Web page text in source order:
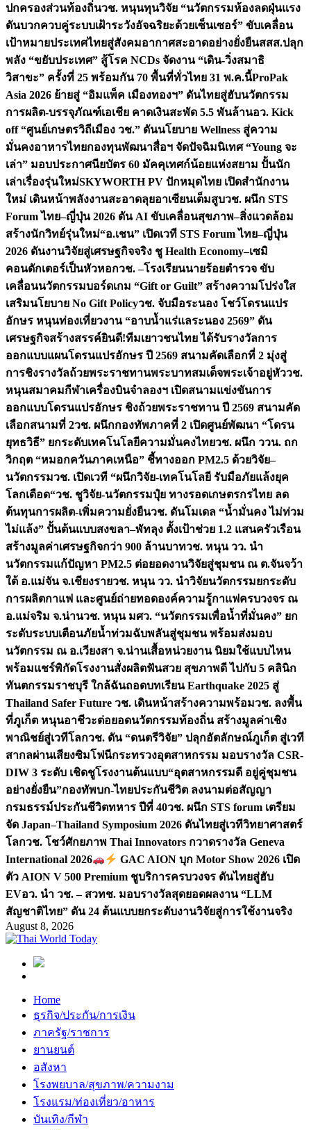
ปกครองส่วนท้องถิ่นวช. หนุนทุนวิจัย “นวัตกรรมห้องลดฝุ่นแรง
ดันบวกควบคู่ระบบเฝ้าระวังอัจฉริยะด้วยเซ็นเซอร์” ขับเคลื่อน
เป้าหมายประเทศไทยสู่สังคมอากาศสะอาดอย่างยั่งยืนสสส.ปลุก
พลัง “ขยับประเทศ” สู้โรค NCDs จัดงาน “เดิน-วิ่งสมาธิ
วิสาขะ” ครั้งที่ 25 พร้อมกัน 70 พื้นที่ทั่วไทย 31 พ.ค.นี้ProPak
Asia 2026 ย้ายสู่ “อิมแพ็ค เมืองทองฯ” ดันไทยสู่ฮับนวัตกรรม
การผลิต-บรรจุภัณฑ์เอเชีย คาดเงินสะพัด 5.5 พันล้านอว. Kick
off “ศูนย์เกษตรวิถีเมือง วช.” ดันนโยบาย Wellness สู่ความ
มั่นคงอาหารไทยกองทุนพัฒนาสื่อฯ จัดปัจฉิมนิเทศ “Young จะ
เล่า” มอบประกาศนียบัตร 60 มัคคุเทศก์น้อยแห่งสยาม ปั้นนัก
เล่าเรื่องรุ่นใหม่SKYWORTH PV ปักหมุดไทย เปิดสำนักงาน
ใหม่ เดินหน้าพลังงานสะอาดลุยอาเซียนเต็มสูบวช. ผนึก STS
Forum ไทย–ญี่ปุ่น 2026 ดัน AI ขับเคลื่อนสุขภาพ–สิ่งแวดล้อม
สร้างนักวิทย์รุ่นใหม่“อ.เชน” เปิดเวที STS Forum ไทย–ญี่ปุ่น
2026 ดันงานวิจัยสู่เศรษฐกิจจริง ชู Health Economy–เซมิ
คอนดักเตอร์เป็นหัวหอกวช. –โรงเรียนนายร้อยตำรวจ ขับ
เคลื่อนนวัตกรรมบอร์ดเกม “Gift or Guilt” สร้างความโปร่งใส
เสริมนโยบาย No Gift Policyวช. จับมือระนอง โชว์โดรนแปร
อักษร หนุนท่องเที่ยวงาน “อาบน้ำแร่แลระนอง 2569” ดัน
เศรษฐกิจสร้างสรรค์ยินดี!ทีมเยาวชนไทย ได้รับรางวัลการ
ออกแบบแผนโดรนแปรอักษร ปี 2569 สนามคัดเลือกที่ 2 มุ่งสู่
การชิงรางวัลถ้วยพระราชทานพระบาทสมเด็จพระเจ้าอยู่หัววช.
หนุนสมาคมกีฬาเครื่องบินจำลองฯ เปิดสนามแข่งขันการ
ออกแบบโดรนแปรอักษร ชิงถ้วยพระราชทาน ปี 2569 สนามคัด
เลือกสนามที่ 2วช. ผนึกกองทัพภาคที่ 2 เปิดศูนย์พัฒนา “โดรน
ยุทธวิธี” ยกระดับเทคโนโลยีความมั่นคงไทยวช. ผนึก ววน. ถก
วิกฤต “หมอกควันภาคเหนือ” ชี้ทางออก PM2.5 ด้วยวิจัย–
นวัตกรรมวช. เปิดเวที “ผนึกวิจัย-เทคโนโลยี รับมือภัยแล้งยุค
โลกเดือด“วช. ชูวิจัย-นวัตกรรมปุ๋ย ทางรอดเกษตรกรไทย ลด
ต้นทุนการผลิต-เพิ่มความยั่งยืนวช. ดันโมเดล “น้ำมั่นคง ไม่ท่วม
ไม่แล้ง” ปั้นต้นแบบสงขลา–พัทลุง ตั้งเป้าช่วย 1.2 แสนครัวเรือน
สร้างมูลค่าเศรษฐกิจกว่า 900 ล้านบาทวช. หนุน วว. นำ
นวัตกรรมแก้ปัญหา PM2.5 ต่อยอดงานวิจัยสู่ชุมชน ณ ต.จันจว้า
ใต้ อ.แม่จัน จ.เชียงรายวช. หนุน วว. นำวิจัยนวัตกรรมยกระดับ
การผลิตกาแฟ และศูนย์ถ่ายทอดองค์ความรู้กาแฟครบวงจร ณ
อ.แม่จริม จ.น่านวช. หนุน มศว. “นวัตกรรมเพื่อน้ำที่มั่นคง” ยก
ระดับระบบเตือนภัยน้ำท่วมฉับพลันสู่ชุมชน พร้อมส่งมอบ
นวัตกรรม ณ อ.เวียงสา จ.น่านเสื้อหน่วยงาน นิยมใช้แบบไหน
พร้อมแชร์พิกัดโรงงานสั่งผลิตฟันสวย สุขภาพดี ไปกับ 5 คลินิก
ทันตกรรมราชบุรี ใกล้ฉันถอดบทเรียน Earthquake 2025 สู่
Thailand Safer Future วช. เดินหน้าสร้างความพร้อมวช. ลงพื้น
ที่ภูเก็ต หนุนอาชีวะต่อยอดนวัตกรรมท้องถิ่น สร้างมูลค่าเชิง
พาณิชย์สู่เวทีโลกวช. ดัน “ดนตรีวิจัย” ปลุกอัตลักษณ์ภูเก็ต สู่เวที
สากลผ่านเสียงซิมโฟนีกระทรวงอุตสาหกรรม มอบรางวัล CSR-
DIW 3 ระดับ เชิดชูโรงงานต้นแบบ“อุตสาหกรรมดี อยู่คู่ชุมชน
อย่างยั่งยืน”กองทัพบก-ไทยประกันชีวิต ลงนามต่อสัญญา
กรมธรรม์ประกันชีวิตทหาร ปีที่ 40วช. ผนึก STS forum เตรียม
จัด Japan–Thailand Symposium 2026 ดันไทยสู่เวทีวิทยาศาสตร์
โลกวช. โชว์ศักยภาพ Thai Innovators กวาดรางวัล Geneva
International 2026
GAC AION บุก Motor Show 2026 เปิด
ตัว AION V 500 Premium ชูบริการครบวงจร ดันไทยสู่ฮับ
EVอว. นำ วช. – สวทช. มอบรางวัลสุดยอดผลงาน “LLM
สัญชาติไทย” ดัน 24 ต้นแบบยกระดับงานวิจัยสู่การใช้งานจริง
August 8, 2026
Home
ธุรกิจ/ประกัน/การเงิน
ภาครัฐ/ราชการ
ยานยนต์
อสังหา
โรงพยบาล/สุขภาพ/ความงาม
โรงแรม/ท่องเที่ยว/อาหาร
บันเทิง/กีฬา